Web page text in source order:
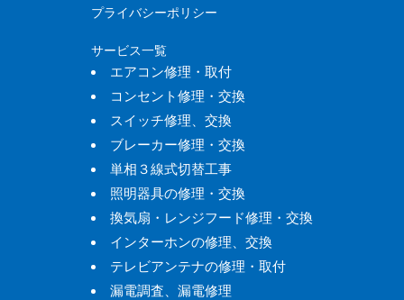
プライバシーポリシー
サービス一覧
エアコン修理・取付
コンセント修理・交換
スイッチ修理、交換
ブレーカー修理・交換
単相３線式切替工事
照明器具の修理・交換
換気扇・レンジフード修理・交換
インターホンの修理、交換
テレビアンテナの修理・取付
漏電調査、漏電修理